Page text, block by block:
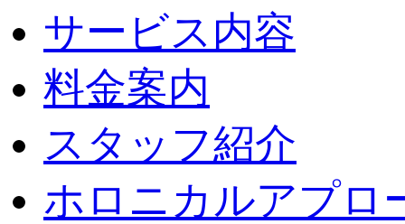
サービス内容
料金案内
スタッフ紹介
ホロニカルアプロ